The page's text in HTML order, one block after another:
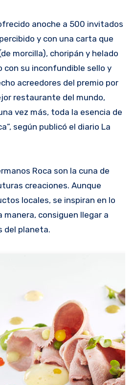
anoche a 500 invitados
y con una carta que
morcilla), choripán y helado
con su inconfundible sello y
acreedores del premio por
restaurante del mundo,
vez más, toda la esencia de
según publicó el diario La
Roca son la cuna de
creaciones. Aunque
locales, se inspiran en lo
manera, consiguen llegar a
del planeta.